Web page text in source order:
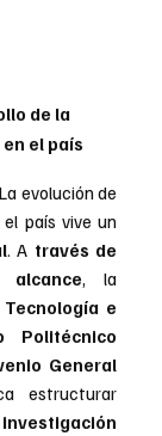
de la
el país
La evolución de
país vive un
. A través de
e
Politécnico
General
estructurar
investigación